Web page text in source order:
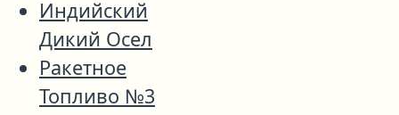
Индийский
Дикий Осел
Ракетное
Топливо №3